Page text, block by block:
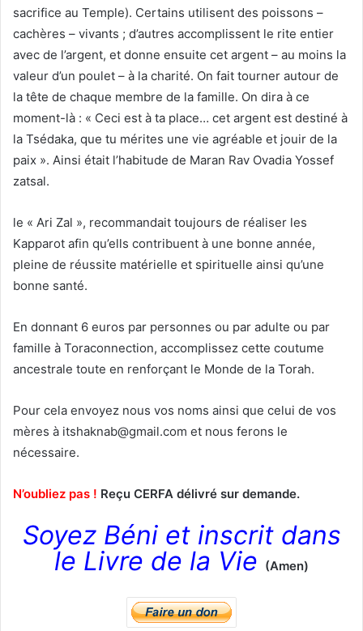
sacrifice au Temple). Certains utilisent des poissons –
cachères – vivants ; d’autres accomplissent le rite entier
avec de l’argent, et donne ensuite cet argent – au moins la
valeur d’un poulet – à la charité. On fait tourner autour de
la tête de chaque membre de la famille. On dira à ce
moment-là : « Ceci est à ta place… cet argent est destiné à
la Tsédaka, que tu mérites une vie agréable et jouir de la
paix ». Ainsi était l’habitude de Maran Rav Ovadia Yossef
zatsal.
le « Ari Zal », recommandait toujours de réaliser les
Kapparot afin qu’ells contribuent à une bonne année,
pleine de réussite matérielle et spirituelle ainsi qu’une
bonne santé.
En donnant 6 euros par personnes ou par adulte ou par
famille à Toraconnection, accomplissez cette coutume
ancestrale toute en renforçant le Monde de la Torah.
Pour cela envoyez nous vos noms ainsi que celui de vos
mères à itshaknab@gmail.com et nous ferons le
nécessaire.
N’oubliez pas ! Reçu CERFA délivré sur demande.
Soyez Béni et inscrit dans
le Livre de la Vie (Amen)